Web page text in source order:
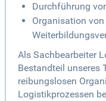
Durchführung
Organisation
Als Sachbearbeiter
Bestandteil unseres
reibungslosen
Logistikprozessen